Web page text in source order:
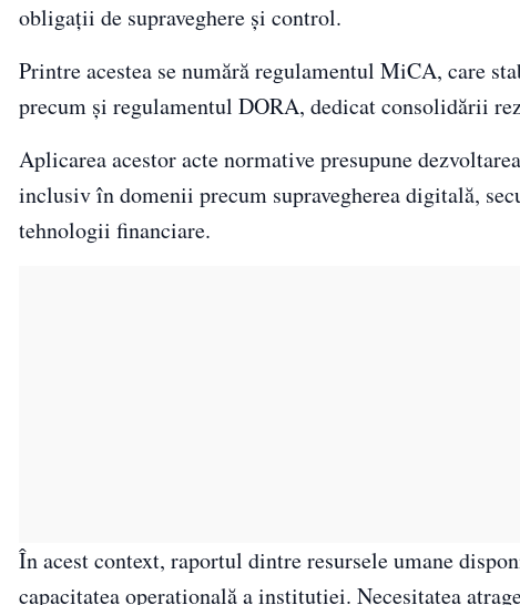
obligații de supraveghere și control.
Printre acestea se numără regulamentul MiCA, care
precum și regulamentul DORA, dedicat consolidării
Aplicarea acestor acte normative presupune
inclusiv în domenii precum supravegherea digitală,
tehnologii financiare.
În acest context, raportul dintre resursele umane
capacitatea operațională a instituției. Necesitatea